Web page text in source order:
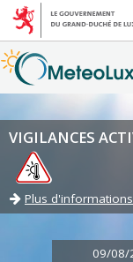
VIGILANCES
Plus d'informations
09/08/